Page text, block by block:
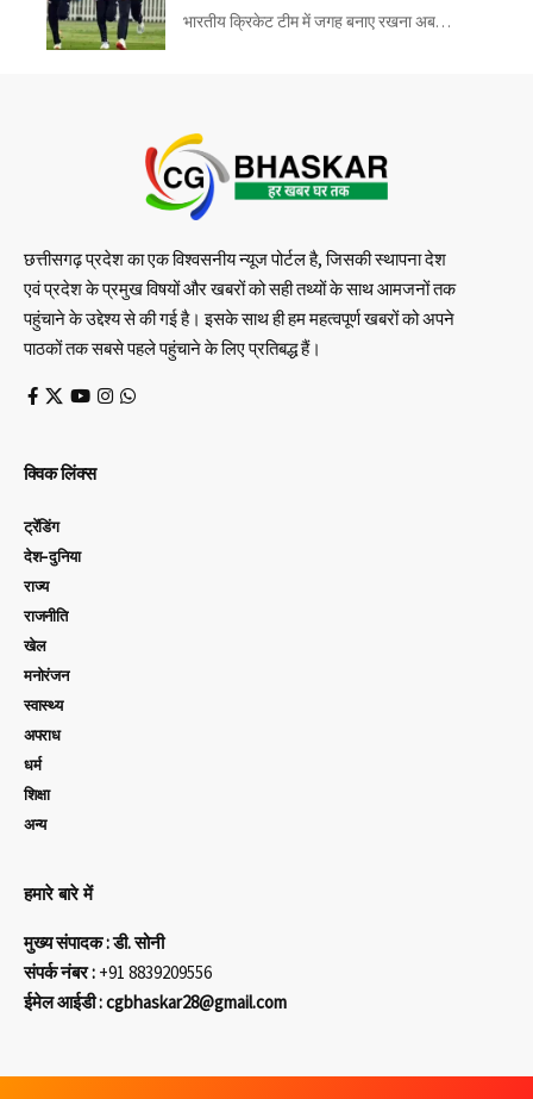
फिटनेस की होगी कड़ी परीक्षा
भारतीय क्रिकेट टीम में जगह बनाए रखना अब…
छत्तीसगढ़ प्रदेश का एक विश्वसनीय न्यूज पोर्टल है, जिसकी स्थापना देश
एवं प्रदेश के प्रमुख विषयों और खबरों को सही तथ्यों के साथ आमजनों तक
पहुंचाने के उद्देश्य से की गई है। इसके साथ ही हम महत्वपूर्ण खबरों को अपने
पाठकों तक सबसे पहले पहुंचाने के लिए प्रतिबद्ध हैं।
क्विक लिंक्स
ट्रेंडिंग
देश-दुनिया
राज्य
राजनीति
खेल
मनोरंजन
स्वास्थ्य
अपराध
धर्म
शिक्षा
अन्य
हमारे बारे में
मुख्य संपादक : डी. सोनी
संपर्क नंबर : +91 8839209556
ईमेल आईडी : cgbhaskar28@gmail.com